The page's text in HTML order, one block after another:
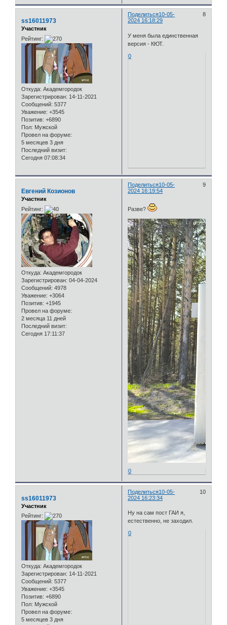
Поделиться 8
10-05-
2024 16:18:29
ss16011973
Участник
Рейтинг:
Откуда: Академгородок
Зарегистрирован: 14-11-2021
Сообщений: 5377
Уважение: +3545
Позитив: +6890
Пол: Мужской
Провел на форуме:
5 месяцев 3 дня
Последний визит:
Сегодня 07:08:34
У меня была единственная
версия - КЮТ.
0
Поделиться 9
10-05-
2024 16:19:54
Евгений Козионов
Участник
Рейтинг:
Откуда: Академгородок
Зарегистрирован: 04-04-2024
Сообщений: 4978
Уважение: +3064
Позитив: +1945
Провел на форуме:
2 месяца 11 дней
Последний визит:
Сегодня 17:11:37
Разве?
0
Поделиться 10
10-05-
2024 16:23:34
ss16011973
Участник
Рейтинг:
Откуда: Академгородок
Зарегистрирован: 14-11-2021
Сообщений: 5377
Уважение: +3545
Позитив: +6890
Пол: Мужской
Провел на форуме:
5 месяцев 3 дня
Ну на сам пост ГАИ я,
естественно, не заходил.
0